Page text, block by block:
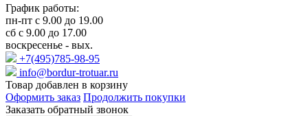
График работы:
пн-пт с 9.00 до 19.00
сб с 9.00 до 17.00
воскресенье - вых.
+7(495)785-98-95
info@bordur-trotuar.ru
Товар добавлен в корзину
Оформить заказ Продолжить покупки
Заказать обратный звонок